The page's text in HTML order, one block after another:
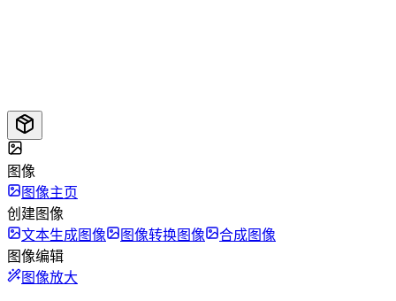
图像
图像主页
创建图像
文本生成图像
图像转换图像
合成图像
图像编辑
图像放大